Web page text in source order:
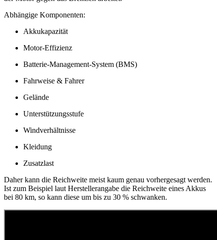
Abhängige Komponenten:
Akkukapazität
Motor-Effizienz
Batterie-Management-System (BMS)
Fahrweise & Fahrer
Gelände
Unterstützungsstufe
Windverhältnisse
Kleidung
Zusatzlast
Daher kann die Reichweite meist kaum genau vorhergesagt werden.
Ist zum Beispiel laut Herstellerangabe die Reichweite eines Akkus
bei 80 km, so kann diese um bis zu 30 % schwanken.